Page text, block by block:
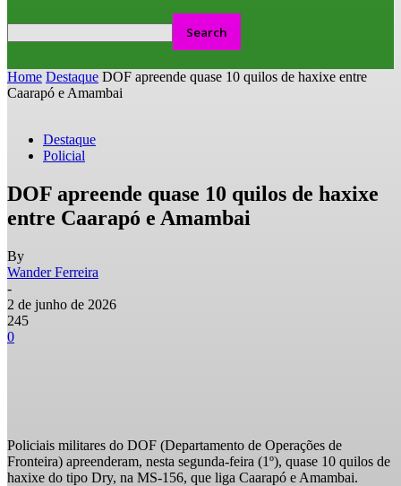
Home Destaque DOF apreende quase 10 quilos de haxixe entre
Caarapó e Amambai
Destaque
Policial
DOF apreende quase 10 quilos de haxixe
entre Caarapó e Amambai
By
Wander Ferreira
-
2 de junho de 2026
245
0
Policiais militares do DOF (Departamento de Operações de
Fronteira) apreenderam, nesta segunda-feira (1º), quase 10 quilos de
haxixe do tipo Dry, na MS-156, que liga Caarapó e Amambai.